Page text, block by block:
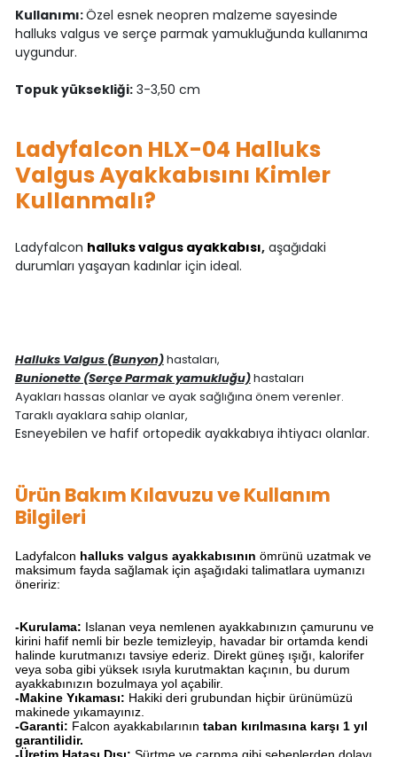
Kullanımı:Özel esnek neopren malzeme sayesinde
halluks valgus ve serçe parmak yamukluğunda kullanıma
uygundur.
Topuk yüksekliği:3-3,50 cm
Ladyfalcon HLX-04 Halluks
Valgus Ayakkabısını Kimler
Kullanmalı?
Ladyfalcon halluks valgus ayakkabısı,aşağıdaki
durumları yaşayan kadınlar için ideal.
Halluks Valgus (Bunyon)hastaları,
Bunionette (Serçe Parmak yamukluğu)hastaları
Ayakları hassas olanlar ve ayak sağlığına önem verenler.
Taraklı ayaklara sahip olanlar,
Esneyebilen ve hafif ortopedik ayakkabıya ihtiyacı olanlar.
Ürün Bakım Kılavuzu ve Kullanım
Bilgileri
Ladyfalcon halluks valgus ayakkabısının ömrünü uzatmak ve
maksimum fayda sağlamak için aşağıdaki talimatlara uymanızı
öneririz:
-Kurulama: Islanan veya nemlenen ayakkabınızın çamurunu ve
kirini hafif nemli bir bezle temizleyip, havadar bir ortamda kendi
halinde kurutmanızı tavsiye ederiz. Direkt güneş ışığı, kalorifer
veya soba gibi yüksek ısıyla kurutmaktan kaçının, bu durum
ayakkabınızın bozulmaya yol açabilir.
-Makine Yıkaması: Hakiki deri grubundan hiçbir ürünümüzü
makinede yıkamayınız.
-Garanti: Falcon ayakkabılarının taban kırılmasına karşı 1 yıl
garantilidir.